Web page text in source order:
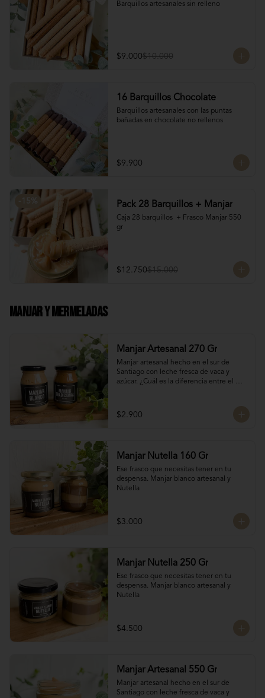
Barquillos artesanales sin relleno
$9.000$10.000
16 Barquillos Chocolate
Barquillos artesanales con las puntas
bañadas en chocolate no rellenos
$9.900
Pack 28 Barquillos + Manjar
Caja 28 barquillos  + Frasco Manjar 550
gr
$12.750$15.000
Manjar Y Mermeladas
Manjar Artesanal 270 Gr
Manjar artesanal hecho en el sur de
Santiago con leche fresca de vaca y
azúcar. ¿Cuál es la diferencia entre el
El manjar tradicional, al tener mayor
tiempo de cocción tiene un sabor más
duración pero esto a la vez hace que sea
un sabor más suave y artesanal, más de
casa.
$2.900
Manjar Nutella 160 Gr
Ese frasco que necesitas tener en tu
despensa. Manjar blanco artesanal y
Nutella
$3.000
Manjar Nutella 250 Gr
Ese frasco que necesitas tener en tu
despensa. Manjar blanco artesanal y
Nutella
$4.500
Manjar Artesanal 550 Gr
Manjar artesanal hecho en el sur de
Santiago con leche fresca de vaca y